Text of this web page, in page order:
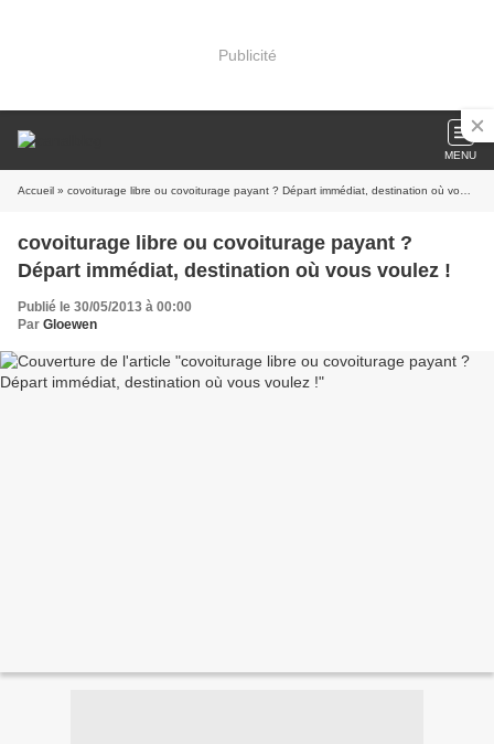
Publicité
MENU
Accueil » covoiturage libre ou covoiturage payant ? Départ immédiat, destination où vous voulez !
covoiturage libre ou covoiturage payant ?
Départ immédiat, destination où vous voulez !
Publié le 30/05/2013 à 00:00
Par Gloewen